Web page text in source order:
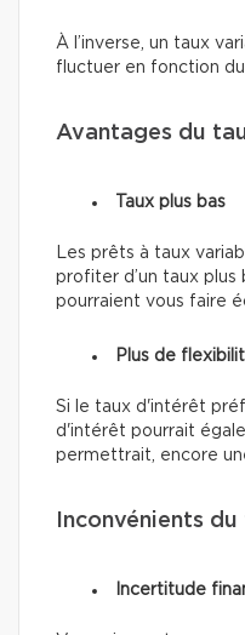
À l’inverse, un taux
fluctuer en fonction
Avantages du
Taux plus bas
Les prêts à taux
profiter d’un taux plus
pourraient vous faire
Plus de
Si le taux d'intérêt
d'intérêt pourrait
permettrait, encore
Inconvénients
Incertitude